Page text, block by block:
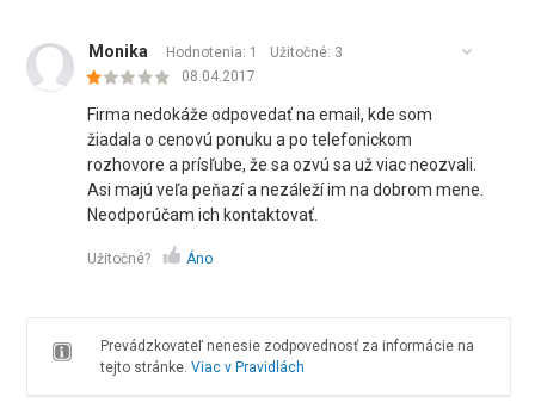
Monika Hodnotenia: 1 Užitočné: 3
08.04.2017
Firma nedokáže odpovedať na email, kde som
žiadala o cenovú ponuku a po telefonickom
rozhovore a prísľube, že sa ozvú sa už viac neozvali.
Asi majú veľa peňazí a nezáleží im na dobrom mene.
Neodporúčam ich kontaktovať.
Užitočné? Áno
Prevádzkovateľ nenesie zodpovednosť za informácie na
tejto stránke. Viac v Pravidlách